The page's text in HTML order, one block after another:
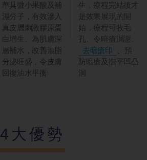
華具微小果酸及補
濕分子，有效滲入
真皮層刺激膠原蛋
白增生、為肌膚深
層補水，改善油脂
分泌旺盛，令皮膚
回復油水平衡
生，療程完結後才
是效果展現的開
始，療程可收毛
孔、令暗瘡淍謝、
去暗瘡印
、預
防暗瘡及撫平凹凸
洞
4大優勢